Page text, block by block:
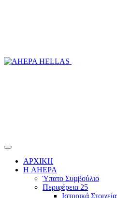
ΑΡΧΙΚΗ
Η AHEPA
Ύπατο Συµβούλιο
Περιφέρεια 25
Ιστορικά Στοιχεία